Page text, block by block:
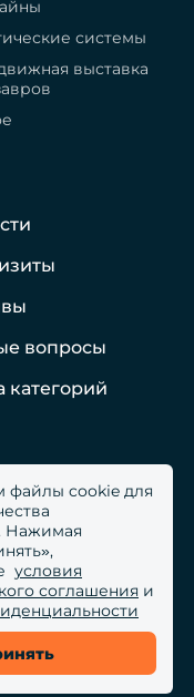
файлы cookie для
Нажимая
условия
соглашения и
системы
выставка
вопросы
категорий